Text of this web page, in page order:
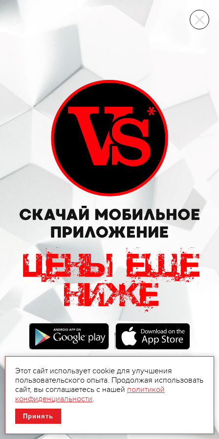
ВИННЫЙ СКЛАД
Этот сайт использует cookie для улучшения
пользовательского опыта. Продолжая использовать
сайт, вы соглашаетесь с нашей политикой
конфиденциальности.
Принять